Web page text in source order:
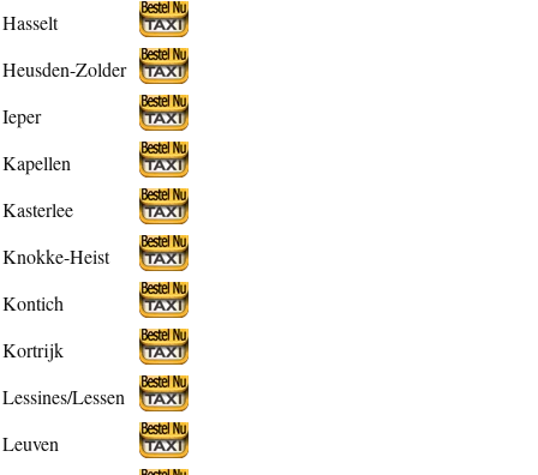
Hasselt
Heusden-Zolder
Ieper
Kapellen
Kasterlee
Knokke-Heist
Kontich
Kortrijk
Lessines/Lessen
Leuven